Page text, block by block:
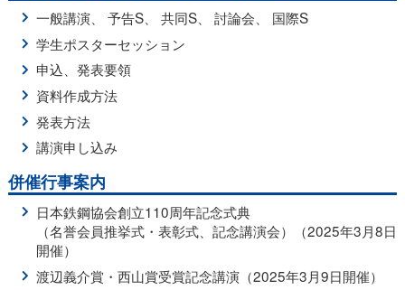
一般講演、 予告S、 共同S、 討論会
国際S
学生ポスターセッション
申込、発表要領
資料作成方法
発表方法
講演申し込み
併催行事案内
日本鉄鋼協会創立110周年記念式典
（名誉会員推挙式・表彰式、記念講演会）（2025年3月8日
開催）
渡辺義介賞・西山賞受賞記念講演（2025年3月9日開催）